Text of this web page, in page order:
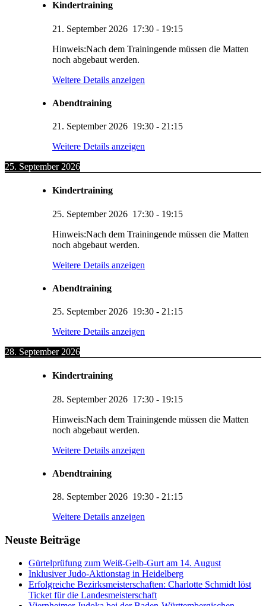
Kindertraining
21. September 2026 17:30 - 19:15
Hinweis:Nach dem Trainingende müssen die Matten
noch abgebaut werden.
Weitere Details anzeigen
Abendtraining
21. September 2026 19:30 - 21:15
Weitere Details anzeigen
25. September 2026
Kindertraining
25. September 2026 17:30 - 19:15
Hinweis:Nach dem Trainingende müssen die Matten
noch abgebaut werden.
Weitere Details anzeigen
Abendtraining
25. September 2026 19:30 - 21:15
Weitere Details anzeigen
28. September 2026
Kindertraining
28. September 2026 17:30 - 19:15
Hinweis:Nach dem Trainingende müssen die Matten
noch abgebaut werden.
Weitere Details anzeigen
Abendtraining
28. September 2026 19:30 - 21:15
Weitere Details anzeigen
Neuste Beiträge
Gürtelprüfung zum Weiß-Gelb-Gurt am 14. August
Inklusiver Judo-Aktionstag in Heidelberg
Erfolgreiche Bezirksmeisterschaften: Charlotte Schmidt löst
Ticket für die Landesmeisterschaft
KUMI – Dein KI-Assistent
1. Viernheimer Judo-Club e.V.